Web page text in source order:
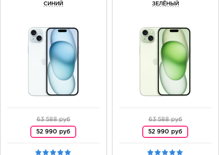
СИНИЙ
63 588 руб
52 990 руб
ЗЕЛЁНЫЙ
63 588 руб
52 990 руб